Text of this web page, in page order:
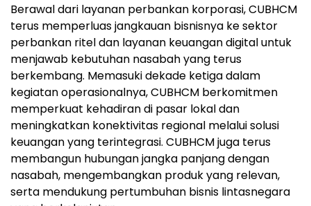
Berawal dari layanan perbankan korporasi, CUBHCM
terus memperluas jangkauan bisnisnya ke sektor
perbankan ritel dan layanan keuangan digital untuk
menjawab kebutuhan nasabah yang terus
berkembang. Memasuki dekade ketiga dalam
kegiatan operasionalnya, CUBHCM berkomitmen
memperkuat kehadiran di pasar lokal dan
meningkatkan konektivitas regional melalui solusi
keuangan yang terintegrasi. CUBHCM juga terus
membangun hubungan jangka panjang dengan
nasabah, mengembangkan produk yang relevan,
serta mendukung pertumbuhan bisnis lintasnegara